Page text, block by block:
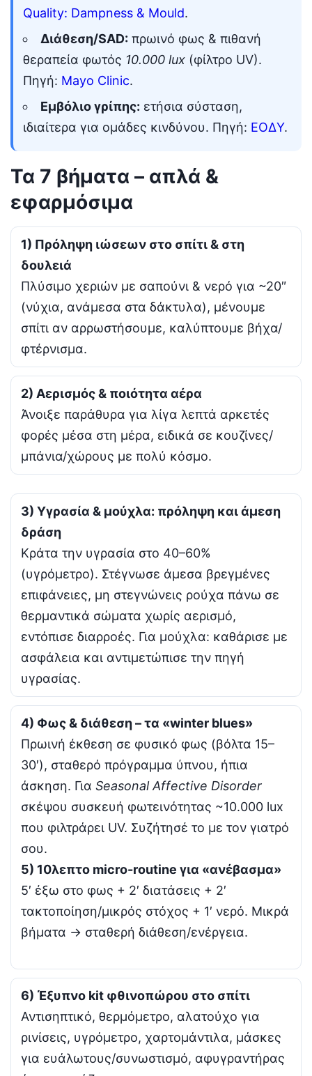
Quality: Dampness & Mould.
Διάθεση/SAD: πρωινό φως & πιθανή
θεραπεία φωτός 10.000 lux (φίλτρο UV).
Πηγή: Mayo Clinic.
Εμβόλιο γρίπης: ετήσια σύσταση,
ιδιαίτερα για ομάδες κινδύνου. Πηγή: ΕΟΔΥ.
Τα 7 βήματα – απλά &
εφαρμόσιμα
1) Πρόληψη ιώσεων στο σπίτι & στη
δουλειά
Πλύσιμο χεριών με σαπούνι & νερό για ~20″
(νύχια, ανάμεσα στα δάκτυλα), μένουμε
σπίτι αν αρρωστήσουμε, καλύπτουμε βήχα/
φτέρνισμα.
2) Αερισμός & ποιότητα αέρα
Άνοιξε παράθυρα για λίγα λεπτά αρκετές
φορές μέσα στη μέρα, ειδικά σε κουζίνες/
μπάνια/χώρους με πολύ κόσμο.
3) Υγρασία & μούχλα: πρόληψη και άμεση
δράση
Κράτα την υγρασία στο 40–60%
(υγρόμετρο). Στέγνωσε άμεσα βρεγμένες
επιφάνειες, μη στεγνώνεις ρούχα πάνω σε
θερμαντικά σώματα χωρίς αερισμό,
εντόπισε διαρροές. Για μούχλα: καθάρισε με
ασφάλεια και αντιμετώπισε την πηγή
υγρασίας.
4) Φως & διάθεση – τα «winter blues»
Πρωινή έκθεση σε φυσικό φως (βόλτα 15–
30′), σταθερό πρόγραμμα ύπνου, ήπια
άσκηση. Για Seasonal Affective Disorder
σκέψου συσκευή φωτεινότητας ~10.000 lux
που φιλτράρει UV. Συζήτησέ το με τον γιατρό
σου.
5) 10λεπτο micro-routine για «ανέβασμα»
5′ έξω στο φως + 2′ διατάσεις + 2′
τακτοποίηση/μικρός στόχος + 1′ νερό. Μικρά
βήματα → σταθερή διάθεση/ενέργεια.
6) Έξυπνο kit φθινοπώρου στο σπίτι
Αντισηπτικό, θερμόμετρο, αλατούχο για
ρινίσεις, υγρόμετρο, χαρτομάντιλα, μάσκες
για ευάλωτους/συνωστισμό, αφυγραντήρας